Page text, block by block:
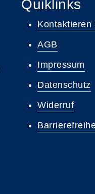
Quiklinks
Kontaktieren
AGB
Impressum
Datenschutz
Widerruf